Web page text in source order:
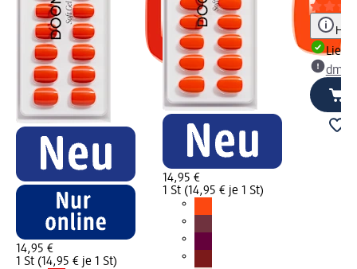
14,95 €
1 St (14,95 € je 1 St)
14,95 €
1 St (14,95 € je 1 St)
dm